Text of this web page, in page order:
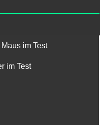
im Test
im Test